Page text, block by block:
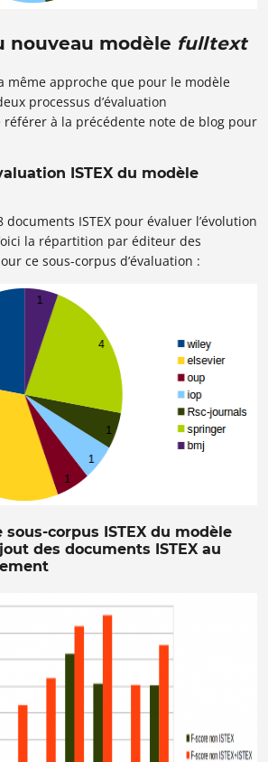
nouveau modèle fulltext
même approche que pour le modèle
processus d’évaluation
référer à la précédente note de blog pour
ISTEX du modèle
ISTEX pour évaluer l’évolution
la répartition par éditeur des
ce sous-corpus d’évaluation :
corpus ISTEX du modèle
des documents ISTEX au